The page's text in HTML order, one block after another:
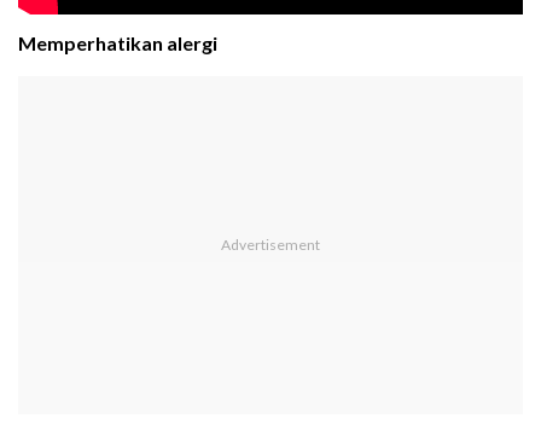
Memperhatikan alergi